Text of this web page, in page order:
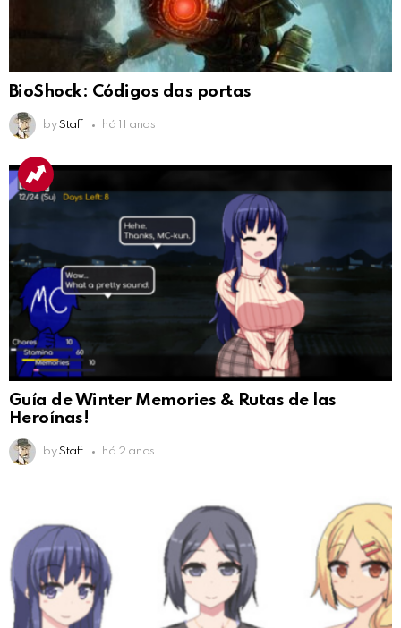
BioShock: Códigos das portas
by Staff há 11 anos
Guía de Winter Memories & Rutas de las
Heroínas!
by Staff há 2 anos